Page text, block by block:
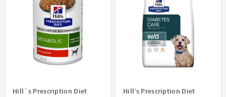
Hill´s Prescription Diet
Hill’s Prescription Diet